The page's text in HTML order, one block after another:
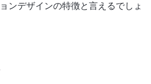
ンデザインの特徴と言えるでしょ